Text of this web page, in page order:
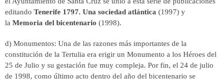
editando Tenerife 1797. Una sociedad atlántica (1997) y
la Memoria del bicentenario (1998).
d) Monumentos: Una de las razones más importantes de la
constitución de la Tertulia era erigir un Monumento a los Héroes del
25 de Julio y su gestación fue muy compleja. Por fin, el 24 de julio
de 1998, como último acto dentro del año del bicentenario se